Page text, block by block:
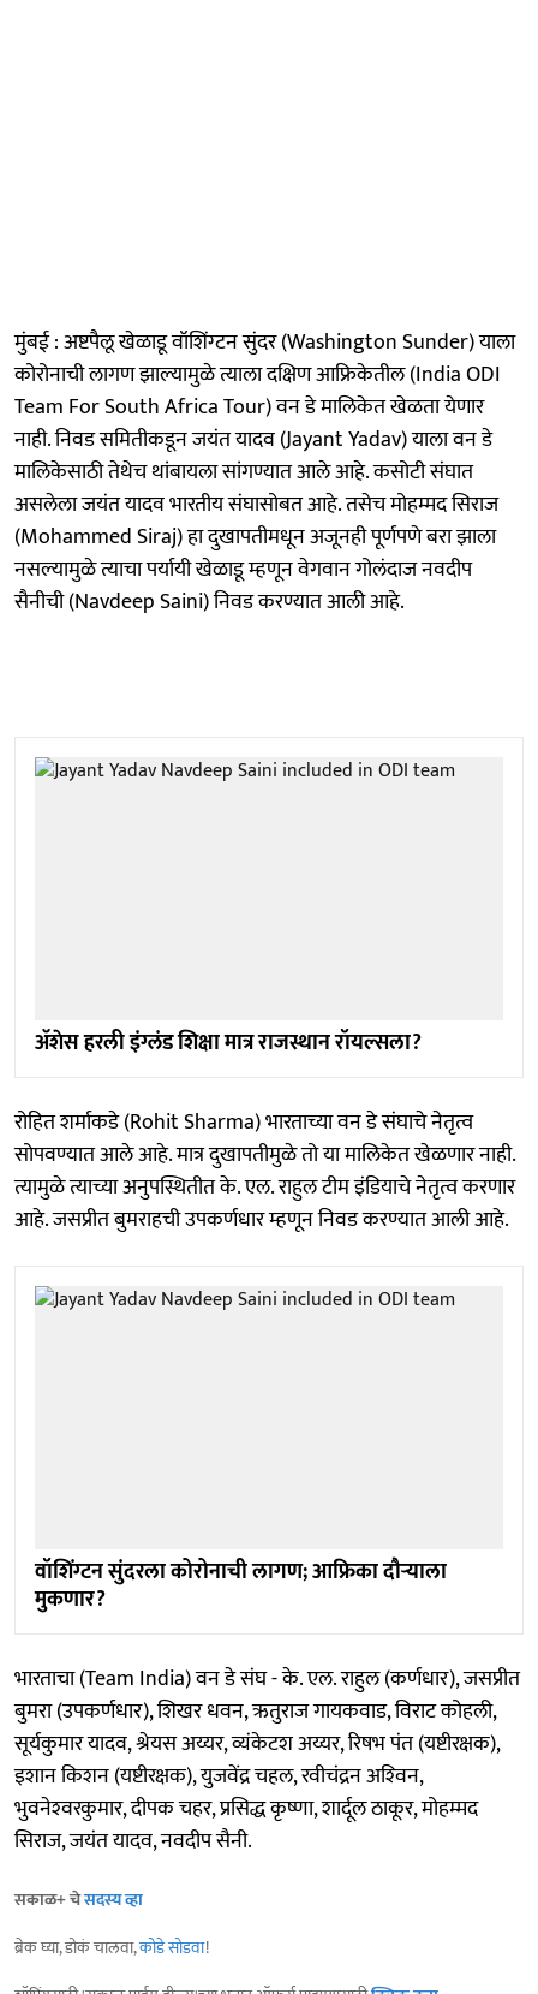
मुंबई : अष्टपैलू खेळाडू वॉशिंग्टन सुंदर (Washington Sunder) याला
कोरोनाची लागण झाल्यामुळे त्याला दक्षिण आफ्रिकेतील (India ODI
Team For South Africa Tour) वन डे मालिकेत खेळता येणार
नाही. निवड समितीकडून जयंत यादव (Jayant Yadav) याला वन डे
मालिकेसाठी तेथेच थांबायला सांगण्यात आले आहे. कसोटी संघात
असलेला जयंत यादव भारतीय संघासोबत आहे. तसेच मोहम्मद सिराज
(Mohammed Siraj) हा दुखापतीमधून अजूनही पूर्णपणे बरा झाला
नसल्यामुळे त्याचा पर्यायी खेळाडू म्हणून वेगवान गोलंदाज नवदीप
सैनीची (Navdeep Saini) निवड करण्यात आली आहे.
अ‍ॅशेस हरली इंग्लंड शिक्षा मात्र राजस्थान रॉयल्सला?
रोहित शर्माकडे (Rohit Sharma) भारताच्या वन डे संघाचे नेतृत्व
सोपवण्यात आले आहे. मात्र दुखापतीमुळे तो या मालिकेत खेळणार नाही.
त्यामुळे त्याच्या अनुपस्थितीत के. एल. राहुल टीम इंडियाचे नेतृत्व करणार
आहे. जसप्रीत बुमराहची उपकर्णधार म्हणून निवड करण्यात आली आहे.
वॉशिंग्टन सुंदरला कोरोनाची लागण; आफ्रिका दौऱ्याला
मुकणार?
भारताचा (Team India) वन डे संघ - के. एल. राहुल (कर्णधार), जसप्रीत
बुमरा (उपकर्णधार), शिखर धवन, ऋतुराज गायकवाड, विराट कोहली,
सूर्यकुमार यादव, श्रेयस अय्यर, व्यंकेटश अय्यर, रिषभ पंत (यष्टीरक्षक),
इशान किशन (यष्टीरक्षक), युजवेंद्र चहल, रवीचंद्रन अश्‍विन,
भुवनेश्‍वरकुमार, दीपक चहर, प्रसिद्ध कृष्णा, शार्दूल ठाकूर, मोहम्मद
सिराज, जयंत यादव, नवदीप सैनी.
सकाळ+ चेसदस्य व्हा
ब्रेक घ्या, डोकं चालवा,कोडे सोडवा!